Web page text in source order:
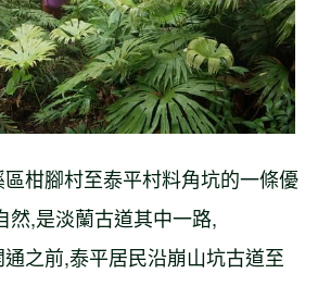
區柑腳村至泰平村料角坑的一條優
然,是淡蘭古道其中一路,
之前,泰平居民沿崩山坑古道至